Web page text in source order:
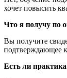
хочет повысить
Что я получу по
Вы получите
подтверждающее
Есть ли